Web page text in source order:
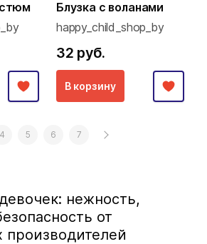
Блузка с воланами
happy_child_shop_by
32 руб.
В корзину
4 5 6 7
нежность,
от
производителей